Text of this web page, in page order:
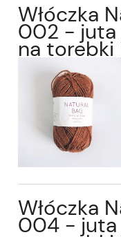
Włóczka
002 - juta
na torebki
Włóczka
004 - juta